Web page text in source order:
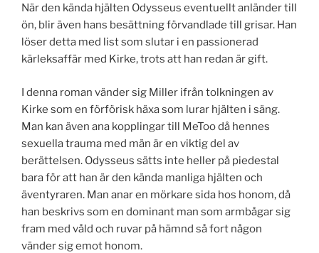
När den kända hjälten Odysseus eventuellt anländer till
ön, blir även hans besättning förvandlade till grisar. Han
löser detta med list som slutar i en passionerad
kärleksaffär med Kirke, trots att han redan är gift.
I denna roman vänder sig Miller ifrån tolkningen av
Kirke som en förförisk häxa som lurar hjälten i säng.
Man kan även ana kopplingar till MeToo då hennes
sexuella trauma med män är en viktig del av
berättelsen. Odysseus sätts inte heller på piedestal
bara för att han är den kända manliga hjälten och
äventyraren. Man anar en mörkare sida hos honom, då
han beskrivs som en dominant man som armbågar sig
fram med våld och ruvar på hämnd så fort någon
vänder sig emot honom.